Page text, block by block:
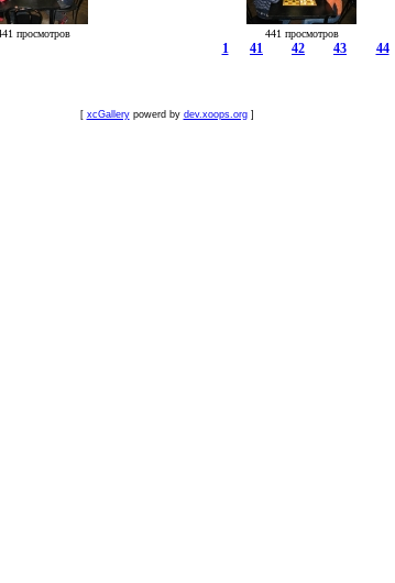
просмотров 441 просмотров
1 41 42 43 44
[ xcGallerypowerd by dev.xoops.org]